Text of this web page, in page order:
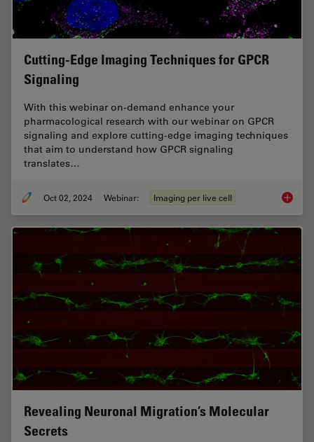
Cutting-Edge Imaging Techniques for GPCR
Signaling
With this webinar on-demand enhance your
pharmacological research with our webinar on GPCR
signaling and explore cutting-edge imaging techniques
that aim to understand how GPCR signaling
translates…
Oct 02, 2024 Webinar: Imaging per live cell
Revealing Neuronal Migration’s Molecular
Secrets